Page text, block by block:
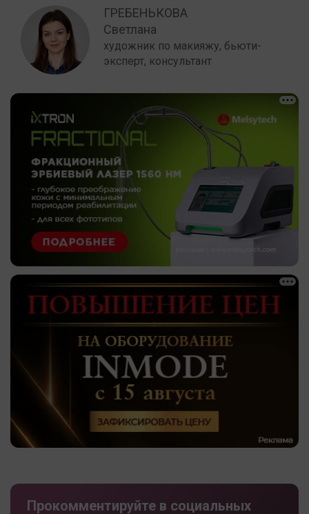
ГРЕБЕНЬКОВА
Светлана
художник по макияжу, бьюти-
эксперт, консультант
Прокомментируйте в социальных